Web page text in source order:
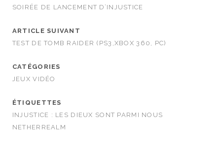
SOIRÉE DE LANCEMENT D’INJUSTICE
ARTICLE SUIVANT
TEST DE TOMB RAIDER (PS3,XBOX 360, PC)
CATÉGORIES
JEUX VIDÉO
ÉTIQUETTES
INJUSTICE : LES DIEUX SONT PARMI NOUS
NETHERREALM